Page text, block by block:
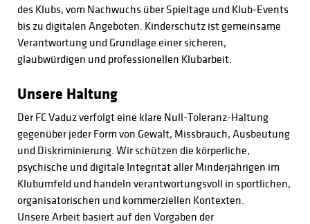
des Klubs, vom Nachwuchs über Spieltage und Klub-Events
bis zu digitalen Angeboten. Kinderschutz ist gemeinsame
Verantwortung und Grundlage einer sicheren,
glaubwürdigen und professionellen Klubarbeit.
Unsere Haltung
Der FC Vaduz verfolgt eine klare Null-Toleranz-Haltung
gegenüber jeder Form von Gewalt, Missbrauch, Ausbeutung
und Diskriminierung. Wir schützen die körperliche,
psychische und digitale Integrität aller Minderjährigen im
Klubumfeld und handeln verantwortungsvoll in sportlichen,
organisatorischen und kommerziellen Kontexten.
Unsere Arbeit basiert auf den Vorgaben der